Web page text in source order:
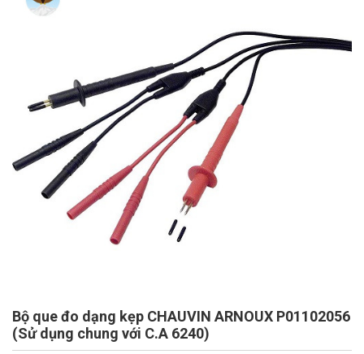
Bộ que đo dạng kẹp CHAUVIN ARNOUX P01102056
(Sử dụng chung với C.A 6240)